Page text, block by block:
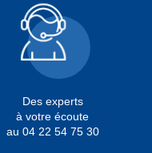
Des experts
à votre écoute
au 04 22 54 75 30